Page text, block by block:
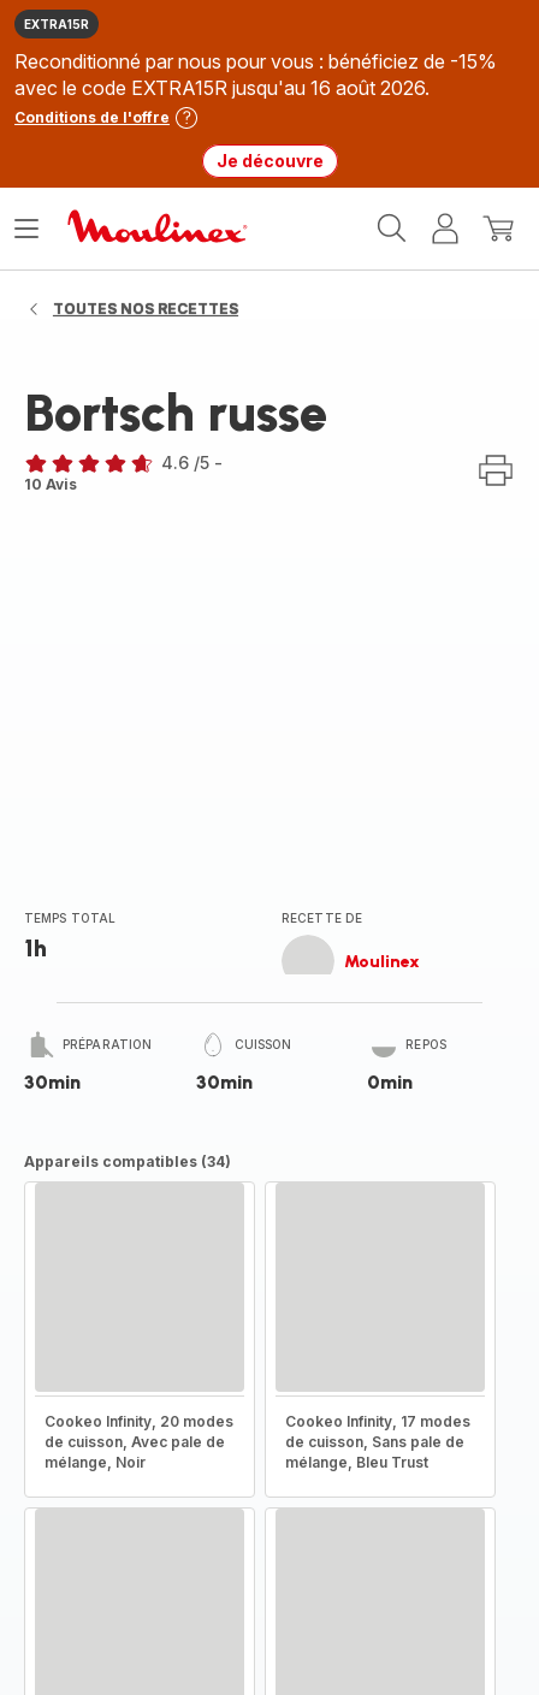
EXTRA15R
Reconditionné par nous pour vous : bénéficiez de -15%
avec le code EXTRA15R jusqu'au 16 août 2026.
Conditions de l'offre
Je découvre
MonMon
Ouvrir
TOUTES NOS RECETTES
Bortsch russe
ratings.4.6
4.6 /5 -
10 Avis
TEMPS TOTAL
1h
RECETTE DE
Moulinex
PRÉPARATION
30min
CUISSON
30min
REPOS
0min
Appareils compatibles (34)
Cookeo Infinity, 20 modes
de cuisson, Avec pale de
mélange, Noir
Cookeo Infinity, 17 modes
de cuisson, Sans pale de
mélange, Bleu Trust